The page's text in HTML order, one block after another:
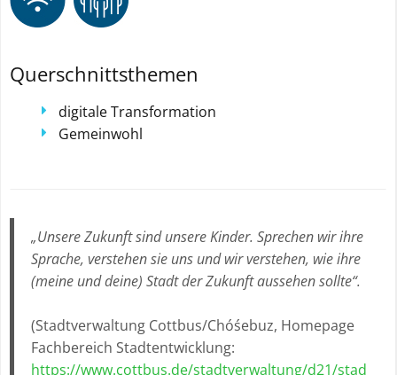
Querschnittsthemen
digitale Transformation
Gemeinwohl
„Unsere Zukunft sind unsere Kinder. Sprechen wir ihre
Sprache, verstehen sie uns und wir verstehen, wie ihre
(meine und deine) Stadt der Zukunft aussehen sollte“.
(Stadtverwaltung Cottbus/Chóśebuz, Homepage
Fachbereich Stadtentwicklung:
https://www.cottbus.de/stadtverwaltung/d21/stad